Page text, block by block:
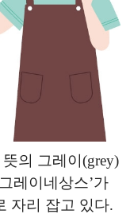
의 그레이(grey)
레이네상스’가
자리 잡고 있다.